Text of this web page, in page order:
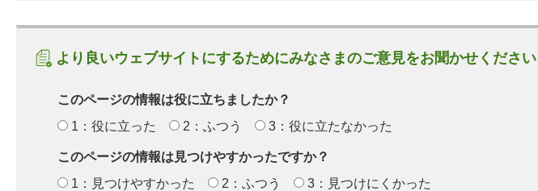
より良いウェブサイトにするためにみなさまのご意見をお聞かせください
このページの情報は役に立ちましたか？
1：役に立った
2：ふつう 3：役に立たなかった
このページの情報は見つけやすかったですか？
1：見つけやすかった
2：ふつう 3：見つけにくかった